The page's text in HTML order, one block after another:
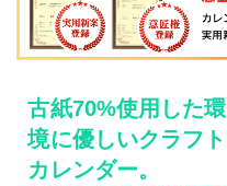
古紙70%使用した環
境に優しいクラフト
カレンダー。